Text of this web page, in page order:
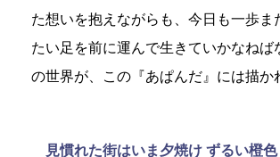
た想いを抱えながらも、今日も一歩ま
たい足を前に運んで生きていかなねば
の世界が、この『あぱんだ』には描か
見慣れた街はいま夕焼け ずるい橙色